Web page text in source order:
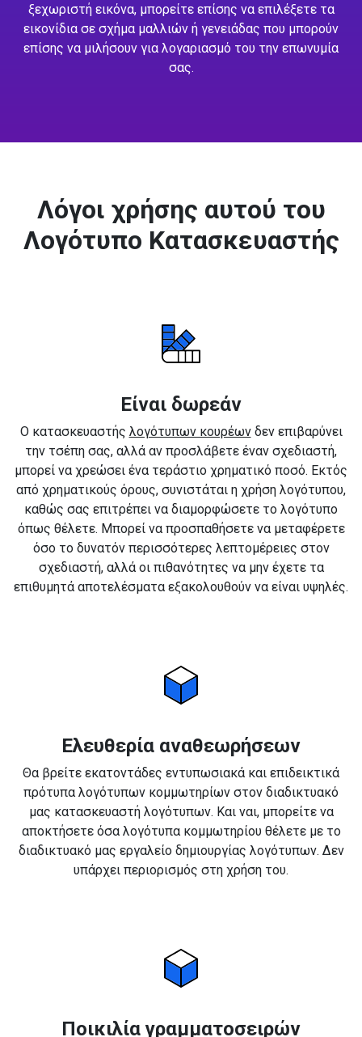
ξεχωριστή εικόνα, μπορείτε επίσης να επιλέξετε τα
εικονίδια σε σχήμα μαλλιών ή γενειάδας που μπορούν
επίσης να μιλήσουν για λογαριασμό του την επωνυμία
σας.
Λόγοι χρήσης αυτού του
Λογότυπο Κατασκευαστής
Είναι δωρεάν
Ο κατασκευαστής λογότυπων κουρέωνδεν επιβαρύνει
την τσέπη σας, αλλά αν προσλάβετε έναν σχεδιαστή,
μπορεί να χρεώσει ένα τεράστιο χρηματικό ποσό. Εκτός
από χρηματικούς όρους, συνιστάται η χρήση λογότυπου,
καθώς σας επιτρέπει να διαμορφώσετε το λογότυπο
όπως θέλετε. Μπορεί να προσπαθήσετε να μεταφέρετε
όσο το δυνατόν περισσότερες λεπτομέρειες στον
σχεδιαστή, αλλά οι πιθανότητες να μην έχετε τα
επιθυμητά αποτελέσματα εξακολουθούν να είναι υψηλές.
Ελευθερία αναθεωρήσεων
Θα βρείτε εκατοντάδες εντυπωσιακά και επιδεικτικά
πρότυπα λογότυπων κομμωτηρίων στον διαδικτυακό
μας κατασκευαστή λογότυπων. Και ναι, μπορείτε να
αποκτήσετε όσα λογότυπα κομμωτηρίου θέλετε με το
διαδικτυακό μας εργαλείο δημιουργίας λογότυπων. Δεν
υπάρχει περιορισμός στη χρήση του.
Ποικιλία γραμματοσειρών